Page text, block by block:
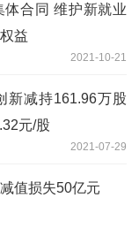
合同 维护新就业
益
2021-10-21
新减持161.96万股
元/股
2021-07-29
值损失50亿元